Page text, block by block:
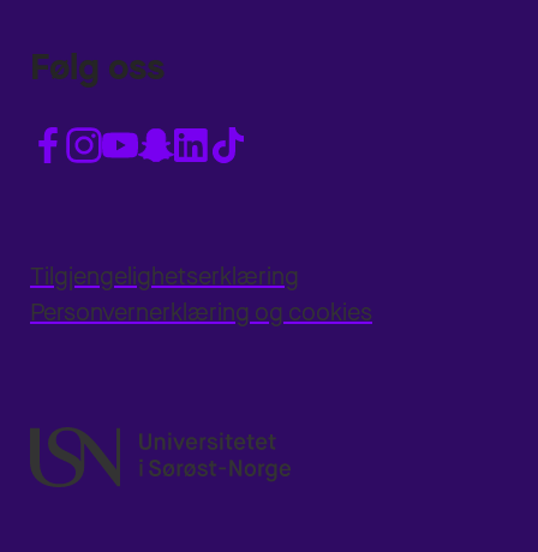
Følg oss
Tilgjengelighetserklæring
Personvernerklæring og cookies